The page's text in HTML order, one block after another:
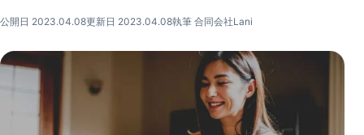
公開日 2023.04.08更新日 2023.04.08執筆 合同会社Lani